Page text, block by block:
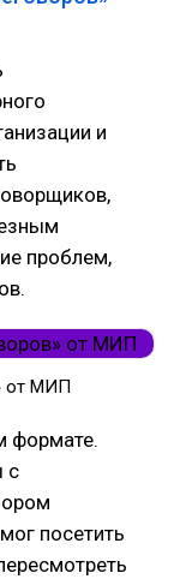
и
проблем,
от МИП
формате.
с
посетить